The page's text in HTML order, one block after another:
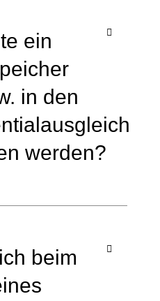
ein
in den
werden?
beim